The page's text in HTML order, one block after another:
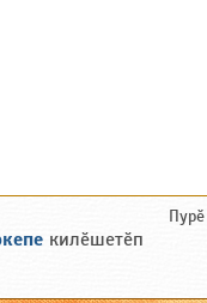
килӗшетӗп